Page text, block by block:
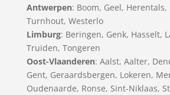
Antwerpen: Boom, Geel, Herentals,
Turnhout, Westerlo
Limburg: Beringen, Genk, Hasselt,
Truiden, Tongeren
Oost-Vlaanderen: Aalst, Aalter,
Gent, Geraardsbergen, Lokeren,
Oudenaarde, Ronse, Sint-Niklaas,